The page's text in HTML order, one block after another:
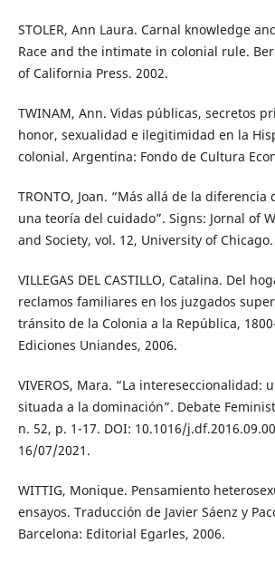
STOLER, Ann Laura. Carnal knowledge
Race and the intimate in colonial rule.
of California Press. 2002.
TWINAM, Ann. Vidas públicas, secretos
honor, sexualidad e ilegitimidad en la
colonial. Argentina: Fondo de Cultura
TRONTO, Joan. “Más allá de la diferencia
una teoría del cuidado”. Signs: Jornal of
and Society, vol. 12, University of Chicago.
VILLEGAS DEL CASTILLO, Catalina. Del
reclamos familiares en los juzgados
tránsito de la Colonia a la República,
Ediciones Uniandes, 2006.
VIVEROS, Mara. “La intereseccionalidad:
situada a la dominación”. Debate
n. 52, p. 1-17. DOI: 10.1016/
16/07/2021.
WITTIG, Monique. Pensamiento
ensayos. Traducción de Javier Sáenz y
Barcelona: Editorial Egarles, 2006.